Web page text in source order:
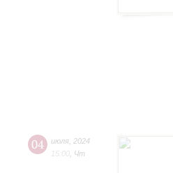
04 июля 2024
15:00 Чт